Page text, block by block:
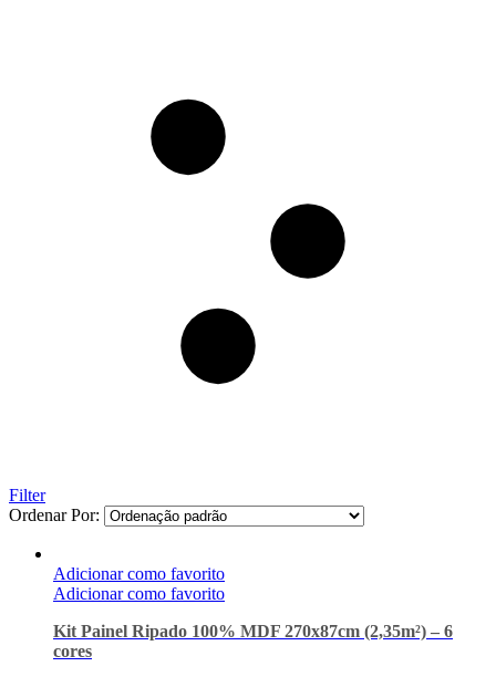
Filter
Ordenar Por:
Adicionar como favorito
Adicionar como favorito
Kit Painel Ripado 100% MDF 270x87cm (2,35m²) – 6
cores